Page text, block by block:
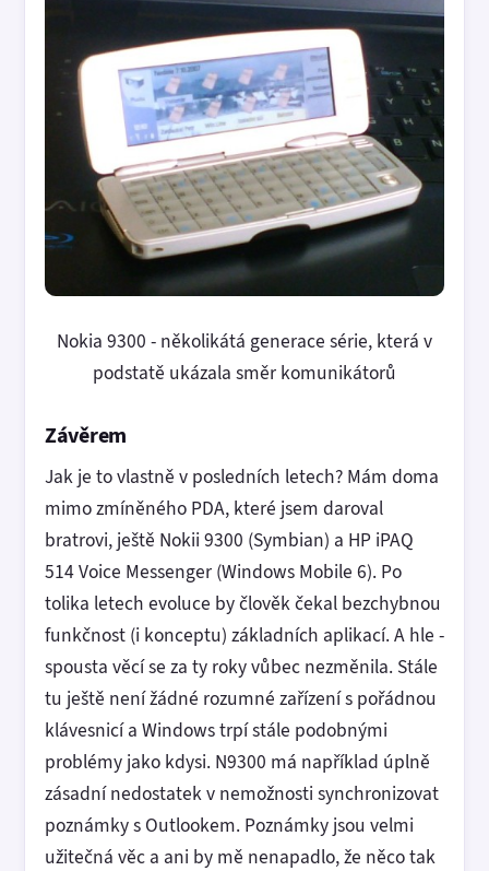
Nokia 9300 - několikátá generace série, která v
podstatě ukázala směr komunikátorů
Závěrem
Jak je to vlastně v posledních letech? Mám doma
mimo zmíněného PDA, které jsem daroval
bratrovi, ještě Nokii 9300 (Symbian) a HP iPAQ
514 Voice Messenger (Windows Mobile 6). Po
tolika letech evoluce by člověk čekal bezchybnou
funkčnost (i konceptu) základních aplikací. A hle -
spousta věcí se za ty roky vůbec nezměnila. Stále
tu ještě není žádné rozumné zařízení s pořádnou
klávesnicí a Windows trpí stále podobnými
problémy jako kdysi. N9300 má například úplně
zásadní nedostatek v nemožnosti synchronizovat
poznámky s Outlookem. Poznámky jsou velmi
užitečná věc a ani by mě nenapadlo, že něco tak